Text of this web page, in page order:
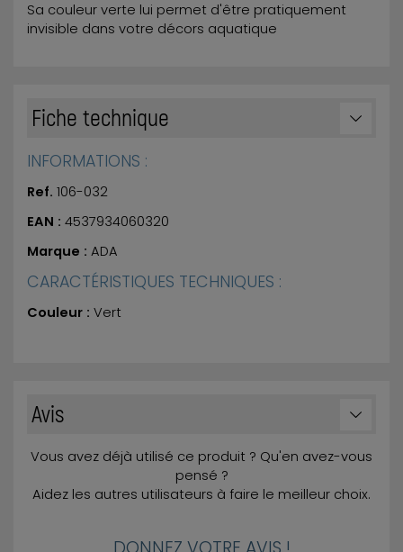
Sa couleur verte lui permet d'être pratiquement
invisible dans votre décors aquatique
Fiche technique
INFORMATIONS :
Ref. 106-032
EAN : 4537934060320
Marque : ADA
CARACTÉRISTIQUES TECHNIQUES :
Couleur : Vert
Avis
Vous avez déjà utilisé ce produit ? Qu'en avez-vous
pensé ?
Aidez les autres utilisateurs à faire le meilleur choix.